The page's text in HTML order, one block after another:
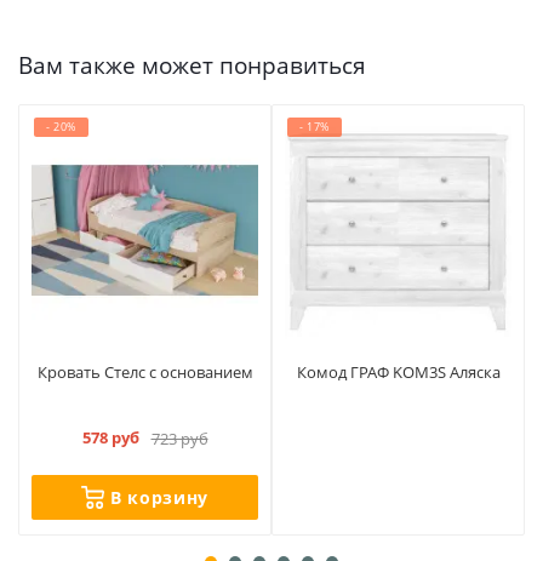
Вам также может понравиться
- 20%
Кровать Стелс с основанием
578 руб 723 руб
В корзину
- 17%
Комод ГРАФ KOM3S Аляска